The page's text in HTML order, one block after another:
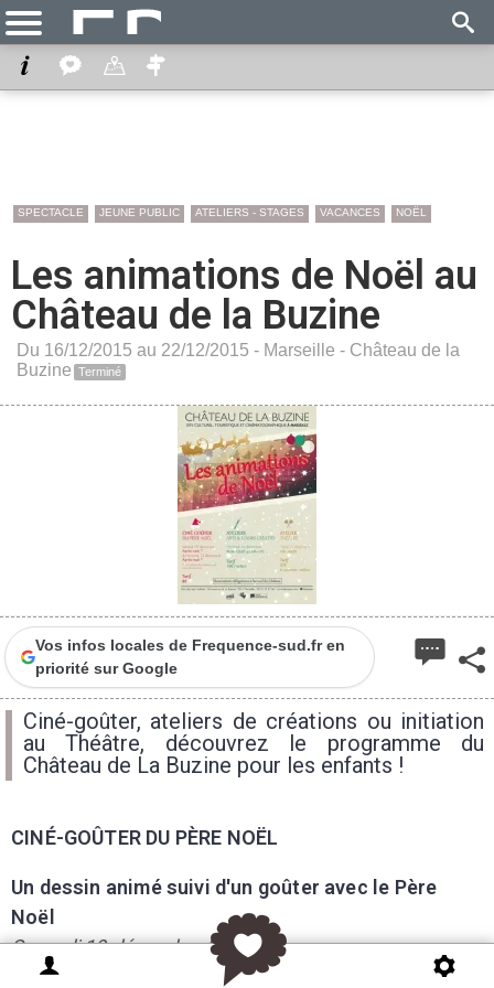
SPECTACLE JEUNE PUBLIC ATELIERS - STAGES VACANCES NOËL
Les animations de Noël au
Château de la Buzine
Du 16/12/2015 au 22/12/2015 - Marseille - Château de la
Buzine Terminé
Vos infos locales de Frequence-sud.fr en
priorité sur Google
Ciné-goûter, ateliers de créations ou initiation
au Théâtre, découvrez le programme du
Château de La Buzine pour les enfants !
CINÉ-GOÛTER DU PÈRE NOËL
Un dessin animé suivi d'un goûter avec le Père
Noël
Samedi 19 décembre 2015
Mercredi 23 décembre 2015